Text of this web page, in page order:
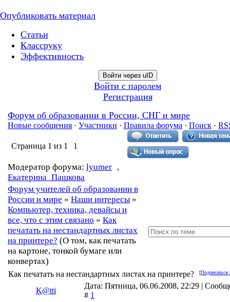
Опубликовать материал
Статьи
Классруку
Эффективность
Войти через uID
Войти с паролем
Регистрация
Форум об образовании в России, СНГ и мире
Новые сообщения · Участники · Правила форума · Поиск ·
Страница 1 из 1 1
Модератор форума: lyumer ,
Екатерина_Пашкова
Форум учителей об образовании в
России и мире » Наши интересы »
Компьютер, техника, девайсы и
все, что с этим связано » Как
печатать на нестандартных листах
на принтере? (О том, как печатать
на картоне, тонкой бумаге или
конвертах)
[Подписаться
Как печатать на нестандартных листах на принтере?
K@tti
Дата: Пятница, 06.06.2008, 22:29 |
# 1